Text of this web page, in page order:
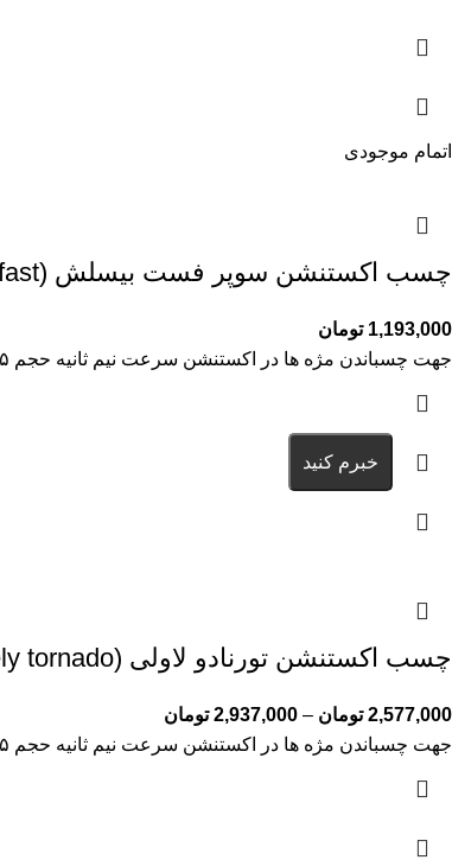
اتمام موجودی
چسب اکستنشن سوپر فست بیسلش (Bislash super fast)
1,193,000 تومان
جهت چسباندن مژه ها در اکستنشن سرعت نیم ثانیه حجم ۵ میل ساپورت دما ۱۸ تا ۲۴درجه ساپورت رطوبت ۴۰
خبرم کنید
چسب اکستنشن تورنادو لاولی (Lovely tornado)
2,577,000 تومان –
2,937,000 تومان
جهت چسباندن مژه ها در اکستنشن سرعت نیم ثانیه حجم ۵ و ۱۰ میل ساپورت دما ۱۸ تا ۲۴درجه ساپورت